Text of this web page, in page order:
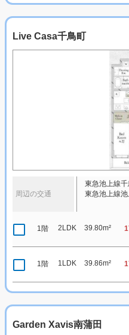
Live Casa千鳥町
周辺の交通
東急池上線
東急池上線
1階 2LDK 39.80m²
1階 1LDK 39.86m²
Garden Xavis南蒲田